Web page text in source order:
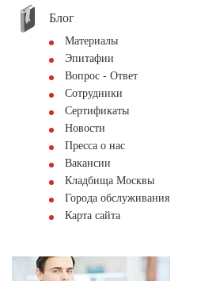
Блог
Материалы
Эпитафии
Вопрос - Ответ
Сотрудники
Сертификаты
Новости
Пресса о нас
Вакансии
Кладбища Москвы
Города обслуживания
Карта сайта